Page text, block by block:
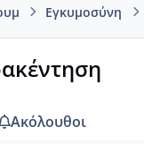
Εγκυμοσύνη
Ακόλουθοι